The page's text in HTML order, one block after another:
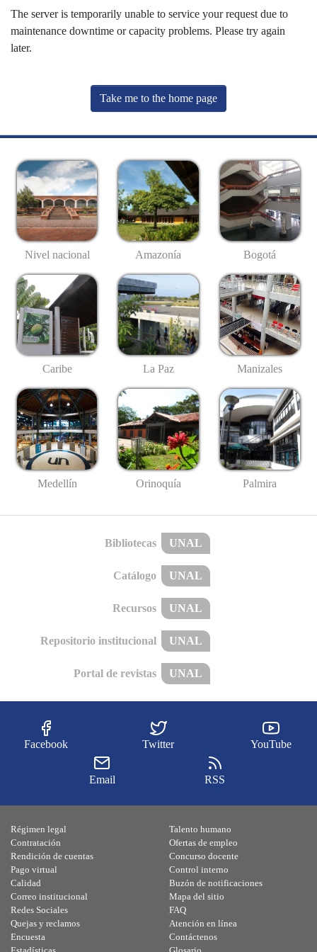
The server is temporarily unable to service your request due to
maintenance downtime or capacity problems. Please try again
later.
Take me to the home page
Nivel nacional Amazonía Bogotá
Caribe La Paz Manizales
Medellín Orinoquía Palmira
Bibliotecas UNAL
Catálogo UNAL
Recursos UNAL
Repositorio institucional UNAL
Portal de revistas UNAL
Facebook Twitter YouTube
Email RSS
Régimen legal
Contratación
Rendición de cuentas
Pago virtual
Calidad
Talento humano
Ofertas de empleo
Concurso docente
Control interno
Buzón de notificaciones
Correo institucional
Redes Sociales
Quejas y reclamos
Encuesta
Mapa del sitio
FAQ
Atención en línea
Contáctenos